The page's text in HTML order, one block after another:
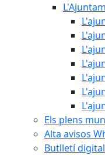
Els plens
Alta avisos
Butlletí digital